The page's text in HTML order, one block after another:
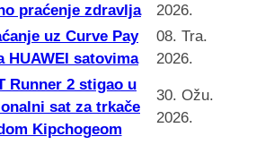
praćenje zdravlja
2026.
uz Curve Pay
HUAWEI satovima
08. Tra.
2026.
Runner 2 stigao u
sat za trkače
Kipchogeom
30. Ožu.
2026.